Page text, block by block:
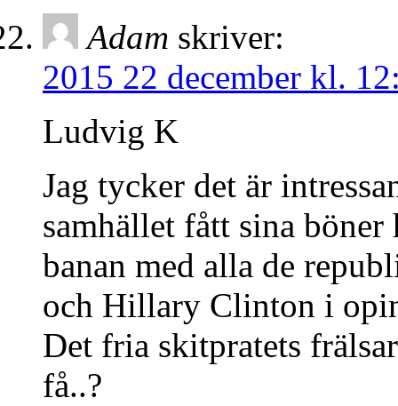
Adam skriver:
2015 22 december kl.
Ludvig K
Jag tycker det är
samhället fått sina
banan med alla de
och Hillary Clinton i
Det fria skitpratets
få..?